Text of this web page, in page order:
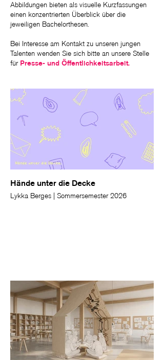
Abbildungen bieten als visuelle Kurzfassungen
einen konzentrierten Überblick über die
jeweiligen Bachelorthesen.
Bei Interesse am Kontakt zu unseren jungen
Talenten wenden Sie sich bitte an unsere Stelle
für Presse- und Öffentlichkeitsarbeit.
Hände unter die Decke
Lykka Berges | Sommersemester 2026